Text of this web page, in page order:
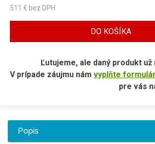
511 € bez DPH
DO KOŠÍKA
Ľutujeme, ale daný produkt už
V prípade záujmu nám vyplňte formulár
pre vás
Popis